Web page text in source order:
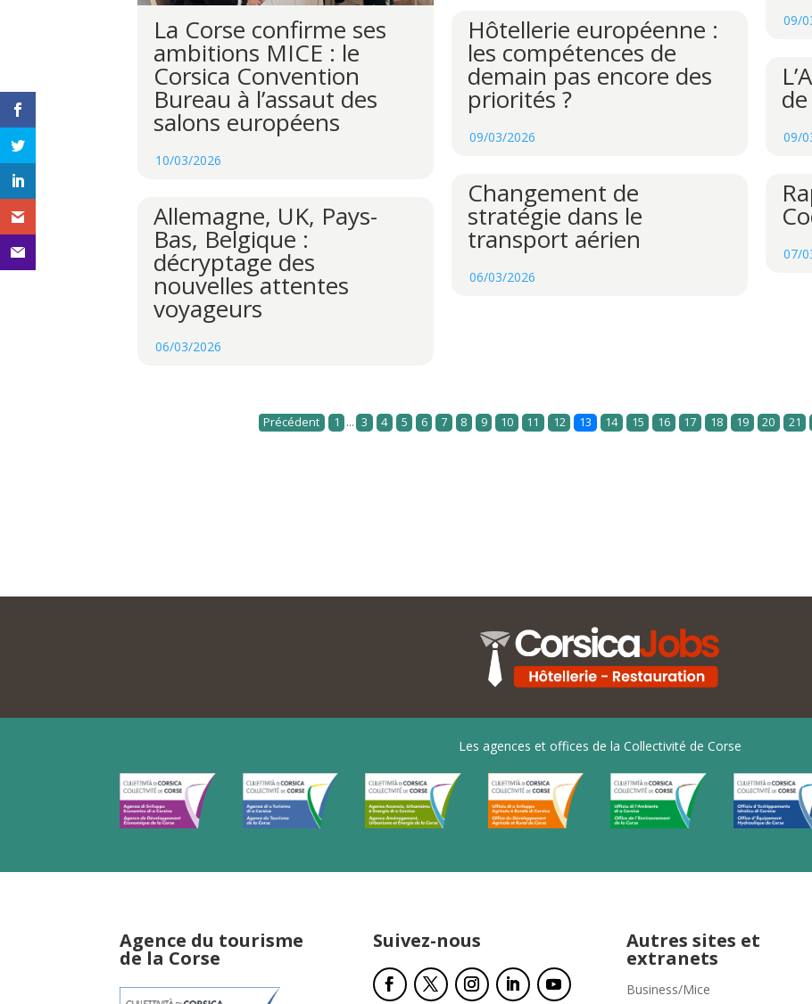
La Corse confirme ses
ambitions MICE : le
Corsica Convention
Bureau à l’assaut des
salons européens
10/03/2026
09/
Hôtellerie européenne :
les compétences de
demain pas encore des
priorités ?
09/03/2026 09/
07/
Changement de
stratégie dans le
transport aérien
06/03/2026
Allemagne, UK, Pays-
Bas, Belgique :
décryptage des
nouvelles attentes
voyageurs
06/03/2026
Précédent 1 ... 3 4 5 6 7 8 9 10 11 12 13 14 15 16 17 18 19 20 21
Les agences et offices de la Collectivité de Corse
Agence du tourisme
de la Corse
Suivez-nous Autres sites et
extranets
Business/Mice